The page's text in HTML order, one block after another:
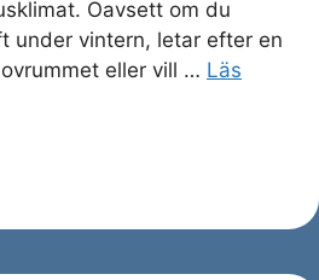
Oavsett om du
under vintern, letar efter en
eller vill … Läs